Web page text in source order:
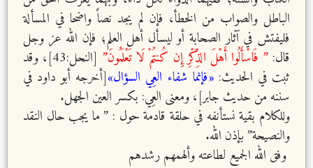
الباطل والصواب من الخطأ، فإن لم يجد نصاً واضحا في المسألة
فليفتش في آثار الصحابة أو ليسأل أهل العلم؛ فإن الله عز وجل
قال:” فَاسْأَلُوا أَهْلَ الذِّكْرِ إِن كُنتُمْ لَا تَعْلَمُونَ”
[النحل:43]، وقد
ثبت في الحديث:«فإنما شفاء العِي السؤال»[أخرجه أبو داود في
سننه من حديث جابر]، ومعنى العِي: بكسر العين الجهل.
وللكلام بقية نستأنفه في حلقة قادمة حول : ” ما يجب حال النقد
والنصيحة” بإذن الله.
وفق الله الجميع لطاعته وألهمهم رشدهم